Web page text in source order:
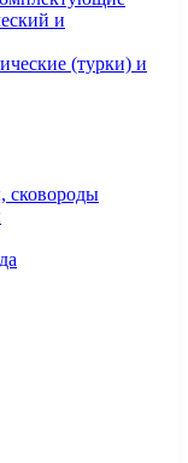
и
(турки) и
сковороды